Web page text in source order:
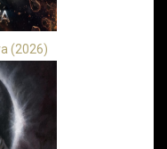
(2026)